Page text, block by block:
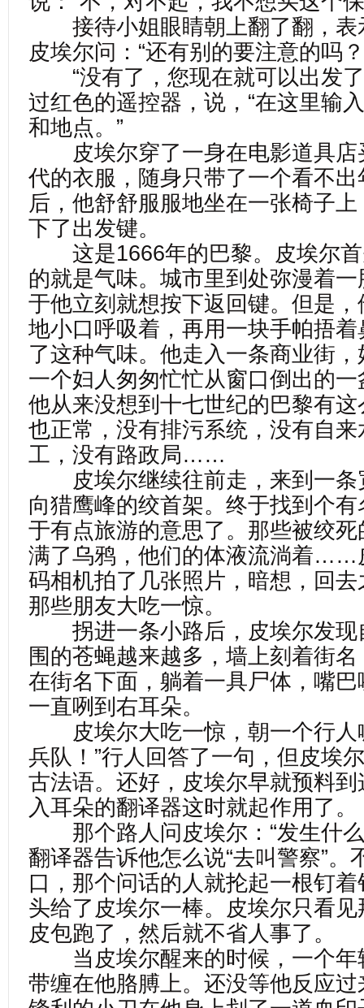
接待小姐眼睛朝上翻了翻，表
皮埃尔问：“还有别的要注意的吗
“没有了，您现在就可以出发了
过红色的遥控器，说，“在这里输
和地点。”
皮埃尔穿了一身在电影道具店
代的衣服，随身只带了一个看不
后，他舒舒服服地坐在一张椅子
下了出发键。
这是1666年的巴黎。皮埃尔首
的就是气味。城市里到处弥漫着
于他立刻就想按下返回键。但是
地小口呼吸着，再用一块手帕捂
了这种气味。他走入一条商业街
一个妇人匆匆忙忙从窗口倒出的
他从来没想到十七世纪的巴黎有
也正常，没有排污系统，没有自
工，没有路政局……
皮埃尔继续往前走，来到一条
向猎鹰峰的绞首架。终于找到个
于有点旅游的意思了。那些被绞
满了乌鸦，他们的体液流淌着……
码相机拍了几张照片，暗想，回
那些朋友大吃一惊。
拐进一条小路后，皮埃尔发现
围的苍蝇越来越多，墙上刻着街名
在街名下面，躺着一具尸体，嘴
一直咧到右耳朵。
皮埃尔大吃一惊，朝一个行人
兵队！”行人回答了一句，但皮埃
古法语。还好，皮埃尔早就预料
入耳朵的翻译器这时就起作用了。
那个路人问皮埃尔：“发生什么
翻译器告诉他怎么说“去叫警察”。
口，那个问话的人就抡起一根钉
头给了皮埃尔一棒。皮埃尔只看
皮包跑了，然后就不省人事了。
当皮埃尔醒来的时候，一个年
带缠在他胳膊上。还没等他反应